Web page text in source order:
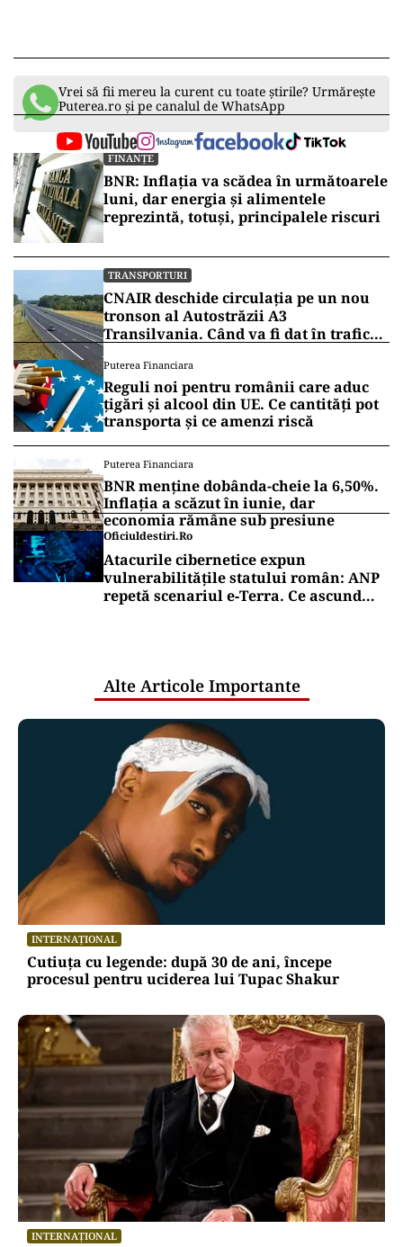
Vrei să fii mereu la curent cu toate știrile? Urmărește
Puterea.ro și pe canalul de WhatsApp
FINANȚE
BNR: Inflația va scădea în următoarele
luni, dar energia și alimentele
reprezintă, totuși, principalele riscuri
TRANSPORTURI
CNAIR deschide circulația pe un nou
tronson al Autostrăzii A3
Transilvania. Când va fi dat în trafic
Puterea Financiara
Reguli noi pentru românii care aduc
țigări și alcool din UE. Ce cantități pot
transporta și ce amenzi riscă
Puterea Financiara
BNR menține dobânda-cheie la 6,50%.
Inflația a scăzut în iunie, dar
economia rămâne sub presiune
Oficiuldestiri.ro
Atacurile cibernetice expun
vulnerabilitățile statului român: ANP
repetă scenariul e‑Terra. Ce ascund
Alte Articole Importante
INTERNAȚIONAL
Cutiuța cu legende: după 30 de ani, începe
procesul pentru uciderea lui Tupac Shakur
INTERNAȚIONAL